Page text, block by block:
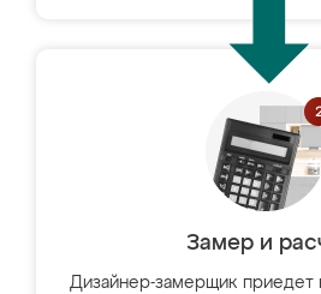
Замер и
Дизайнер-замерщик приедет